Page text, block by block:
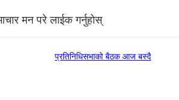
मन परे लाईक गर्नुहोस्
प्रतिनिधिसभाको बैठक आज बस्दै